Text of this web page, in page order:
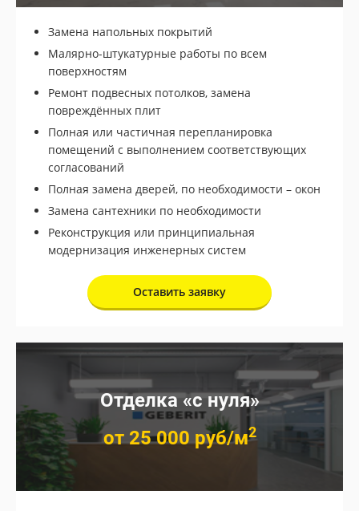
Замена напольных покрытий
Малярно-штукатурные работы по всем
поверхностям
Ремонт подвесных потолков, замена
повреждённых плит
Полная или частичная перепланировка
помещений с выполнением соответствующих
согласований
Полная замена дверей, по необходимости – окон
Замена сантехники по необходимости
Реконструкция или принципиальная
модернизация инженерных систем
Оставить заявку
Отделка «с нуля»
от 25 000 руб/м2